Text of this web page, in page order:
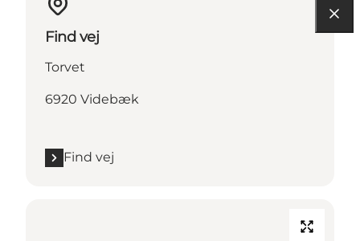
Find vej
Torvet
6920 Videbæk
Find vej